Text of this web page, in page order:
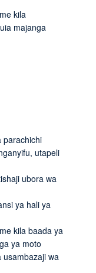
kila
majanga
parachichi
utapeli
ubora wa
ya hali ya
kila baada ya
ya moto
usambazaji wa